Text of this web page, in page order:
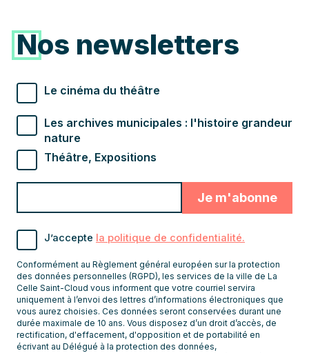
Nos newsletters
Types de newsletter souhaités
Le cinéma du théâtre
Les archives municipales : l'histoire grandeur
nature
Théâtre, Expositions
recevoir
les
newsletters
J’accepte la politique de confidentialité.
Conformément au Règlement général européen sur la protection
des données personnelles (RGPD), les services de la ville de La
Celle Saint-Cloud vous informent que votre courriel servira
uniquement à l’envoi des lettres d’informations électroniques que
vous aurez choisies. Ces données seront conservées durant une
durée maximale de 10 ans. Vous disposez d’un droit d’accès, de
rectification, d'effacement, d'opposition et de portabilité en
écrivant au Délégué à la protection des données,